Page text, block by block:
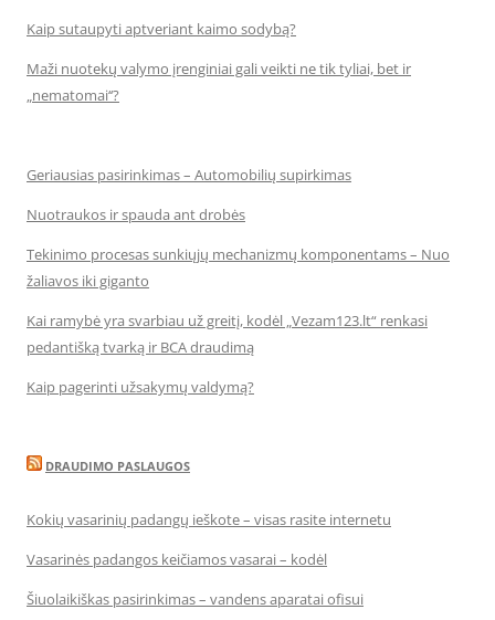
Kaip sutaupyti aptveriant kaimo sodybą?
Maži nuotekų valymo įrenginiai gali veikti ne tik tyliai, bet ir
„nematomai‘‘?
Geriausias pasirinkimas – Automobilių supirkimas
Nuotraukos ir spauda ant drobės
Tekinimo procesas sunkiųjų mechanizmų komponentams – Nuo
žaliavos iki giganto
Kai ramybė yra svarbiau už greitį, kodėl „Vezam123.lt“ renkasi
pedantišką tvarką ir BCA draudimą
Kaip pagerinti užsakymų valdymą?
DRAUDIMO PASLAUGOS
Kokių vasarinių padangų ieškote – visas rasite internetu
Vasarinės padangos keičiamos vasarai – kodėl
Šiuolaikiškas pasirinkimas – vandens aparatai ofisui